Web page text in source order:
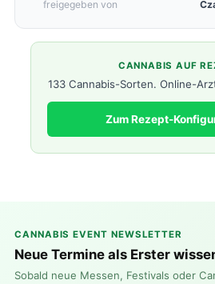
freigegeben von
CANNABIS AUF
133 Cannabis-Sorten. Online-
Zum Rezept-
CANNABIS EVENT NEWSLETTER
Neue Termine als Erster
Sobald neue Messen, Festivals oder